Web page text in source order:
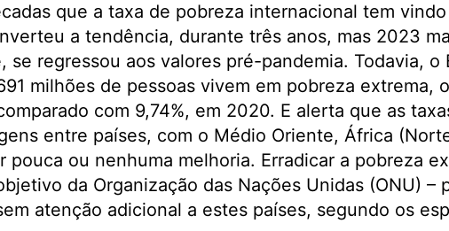
que a taxa de pobreza internacional tem
a tendência, durante três anos, mas 2023
se regressou aos valores pré-pandemia. Todavia, o
milhões de pessoas vivem em pobreza extrema,
com 9,74%, em 2020. E alerta que as
entre países, com o Médio Oriente, África
pouca ou nenhuma melhoria. Erradicar a pobreza
da Organização das Nações Unidas (ONU) –
atenção adicional a estes países, segundo os